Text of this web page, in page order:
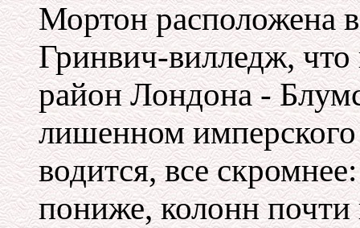
Мортон расположена
Гринвич-вилледж, что
район Лондона -
лишенном
водится, все
пониже, колонн почти